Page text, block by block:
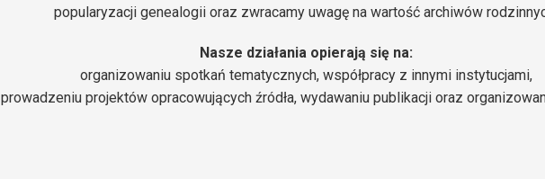
popularyzacji genealogii oraz zwracamy uwagę na wartość archiwów
Nasze działania opierają się na:
organizowaniu spotkań tematycznych, współpracy z innymi instytucjami,
prowadzeniu projektów opracowujących źródła, wydawaniu publikacji oraz